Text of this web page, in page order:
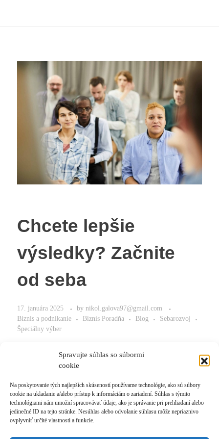
Spravujte súhlas so súbormi
cookie
Na poskytovanie tých najlepších skúseností používame technológie, ako sú súbory
cookie na ukladanie a/alebo prístup k informáciám o zariadení. Súhlas s týmito
technológiami nám umožní spracovávať údaje, ako je správanie pri prehliadaní alebo
jedinečné ID na tejto stránke. Nesúhlas alebo odvolanie súhlasu môže nepriaznivo
ovplyvniť určité vlastnosti a funkcie.
Chcete lepšie
výsledky? Začnite
od seba
17. januára 2025 by nikol.galova97@gmail.com
Biznis a podnikanie
Biznis Poradňa Blog
Sebarozvoj
Špeciálny výber
Začnite od seba a urobte zmenu.
Read More